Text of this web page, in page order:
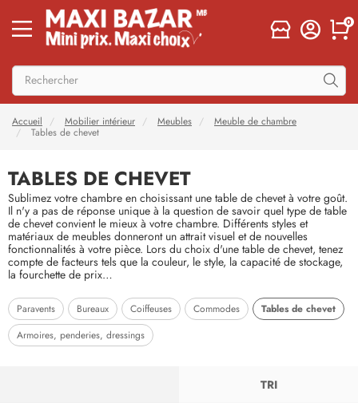
0
Accueil Mobilier intérieur Meubles
Meuble de chambre
Tables de chevet
TABLES DE CHEVET
Sublimez votre chambre en choisissant une table de chevet à votre goût.
Il n'y a pas de réponse unique à la question de savoir quel type de table
de chevet convient le mieux à votre chambre. Différents styles et
matériaux de meubles donneront un attrait visuel et de nouvelles
fonctionnalités à votre pièce. Lors du choix d'une table de chevet, tenez
compte de facteurs tels que la couleur, le style, la capacité de stockage,
la fourchette de prix…
Paravents Bureaux Coiffeuses Commodes Tables de chevet
Armoires, penderies, dressings
TRI